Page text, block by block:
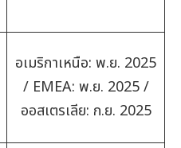
อเมริกาเหนือ: พ.ย. 2025
/ EMEA: พ.ย. 2025 /
ออสเตรเลีย: ก.ย. 2025